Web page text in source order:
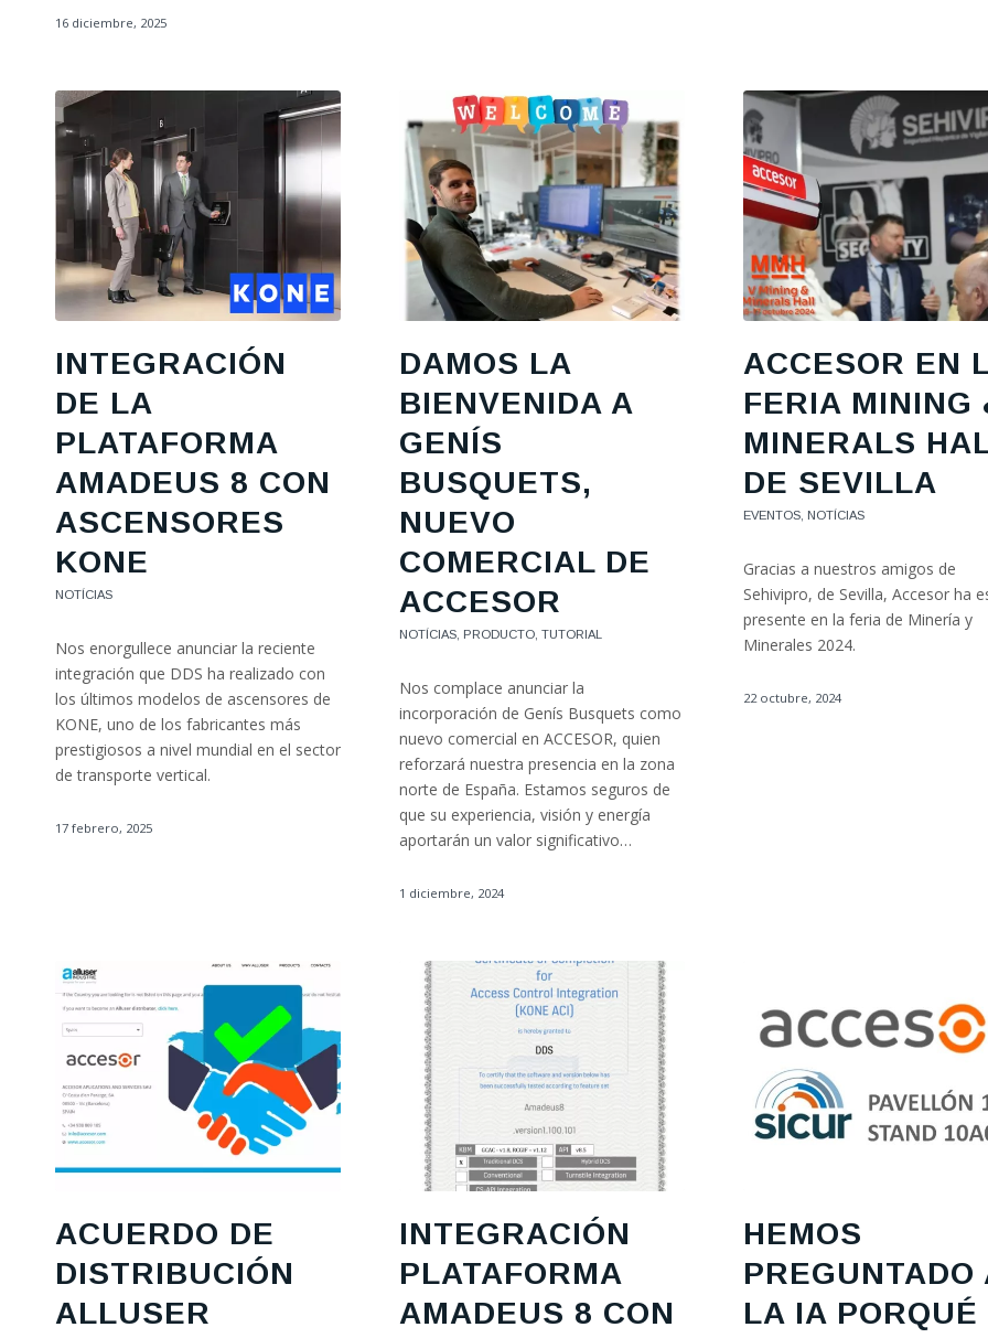
16 diciembre, 2025
INTEGRACIÓN
DE LA
PLATAFORMA
AMADEUS 8 CON
ASCENSORES
KONE
NOTÍCIAS
Nos enorgullece anunciar la reciente
integración que DDS ha realizado con
los últimos modelos de ascensores de
KONE, uno de los fabricantes más
prestigiosos a nivel mundial en el sector
de transporte vertical.
17 febrero, 2025
DAMOS LA
BIENVENIDA A
GENÍS
BUSQUETS,
NUEVO
COMERCIAL DE
ACCESOR
NOTÍCIAS, PRODUCTO, TUTORIAL
Nos complace anunciar la
incorporación de Genís Busquets como
nuevo comercial en ACCESOR, quien
reforzará nuestra presencia en la zona
norte de España. Estamos seguros de
que su experiencia, visión y energía
aportarán un valor significativo…
1 diciembre, 2024
ACCESOR EN
FERIA MINING
MINERALS
DE SEVILLA
EVENTOS, NOTÍCIAS
Gracias a nuestros amigos de
Sehivipro, de Sevilla, Accesor ha
presente en la feria de Minería y
Minerales 2024.
22 octubre, 2024
ACUERDO DE
DISTRIBUCIÓN
ALLUSER
INTEGRACIÓN
PLATAFORMA
AMADEUS 8 CON
HEMOS
PREGUNTADO
LA IA PORQUÉ